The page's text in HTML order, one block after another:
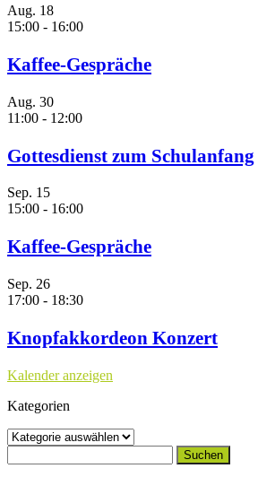
Aug. 18
15:00 - 16:00
Kaffee-Gespräche
Aug. 30
11:00 - 12:00
Gottesdienst zum Schulanfang
Sep. 15
15:00 - 16:00
Kaffee-Gespräche
Sep. 26
17:00 - 18:30
Knopfakkordeon Konzert
Kalender anzeigen
Kategorien
Kategorien
nach: